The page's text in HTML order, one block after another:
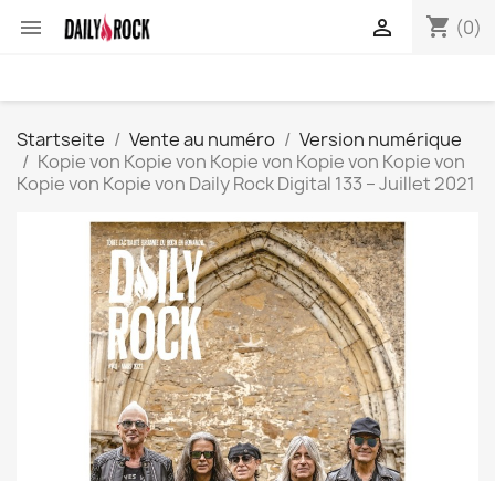
 shopping_cart (0)

Startseite Vente au numéro
Version numérique
Kopie von Kopie von Kopie von Kopie von Kopie von
Kopie von Kopie von Daily Rock Digital 133 – Juillet 2021